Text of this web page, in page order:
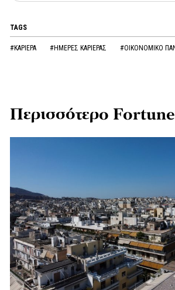
TAGS
#ΚΑΡΙΕΡΑ #ΗΜΕΡΕΣ ΚΑΡΙΕΡΑΣ #ΟΙΚΟΝΟΜΙΚΟ
Περισσότερο Fortune